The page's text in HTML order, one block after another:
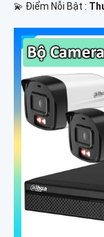
️💫 Điểm Nỗi Bật :